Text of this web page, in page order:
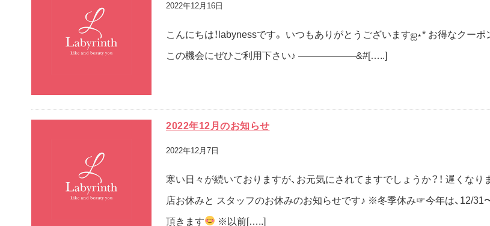
2022年12月16日
こんにちは！labynessです。 いつもありがとうございますஐ⋆* お得なクーポ
この機会にぜひご利用下さい♪ ——————&#[…..]
2022年12月のお知らせ
2022年12月7日
寒い日々が続いておりますが、お元気にされてますでしょうか？！ 遅くなり
店お休みと スタッフのお休みのお知らせです♪ ※冬季休み☞今年は、12/31
頂きます ※以前[…..]